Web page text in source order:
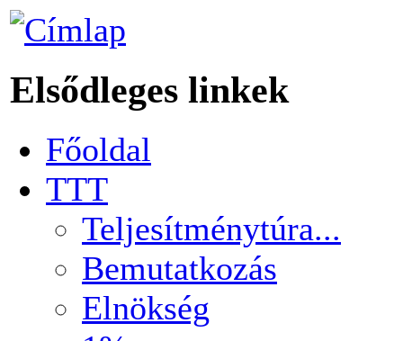
Elsődleges linkek
Főoldal
TTT
Teljesítménytúra...
Bemutatkozás
Elnökség